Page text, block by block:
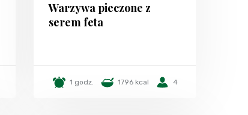
Warzywa pieczone z
serem feta
1 godz. 1796 kcal 4